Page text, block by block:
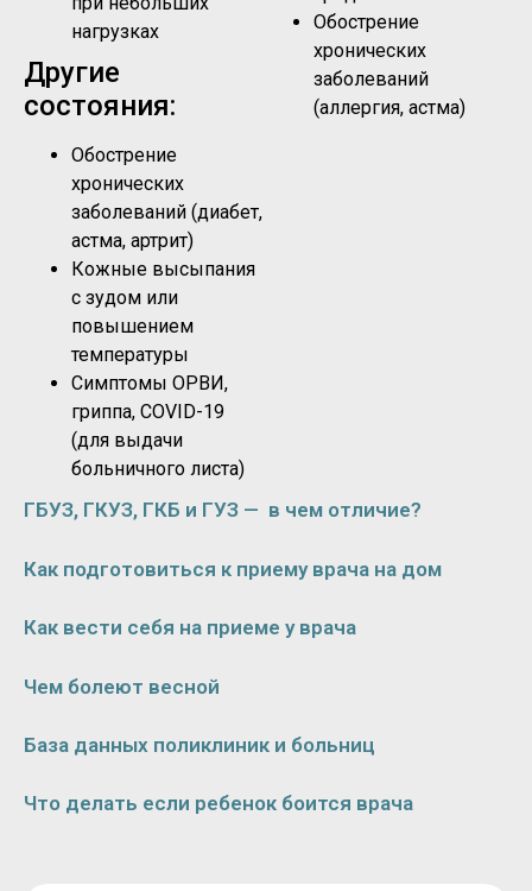
нагрузках
Другие
состояния:
Обострение
хронических
заболеваний (диабет,
астма, артрит)
Кожные высыпания
с зудом или
повышением
температуры
Симптомы ОРВИ,
гриппа, COVID-19
(для выдачи
больничного листа)
Обострение
хронических
заболеваний
(аллергия, астма)
ГБУЗ, ГКУЗ, ГКБ и ГУЗ — в чем отличие?
Как подготовиться к приему врача на дом
Как вести себя на приеме у врача
Чем болеют весной
База данных поликлиник и больниц
Что делать если ребенок боится врача